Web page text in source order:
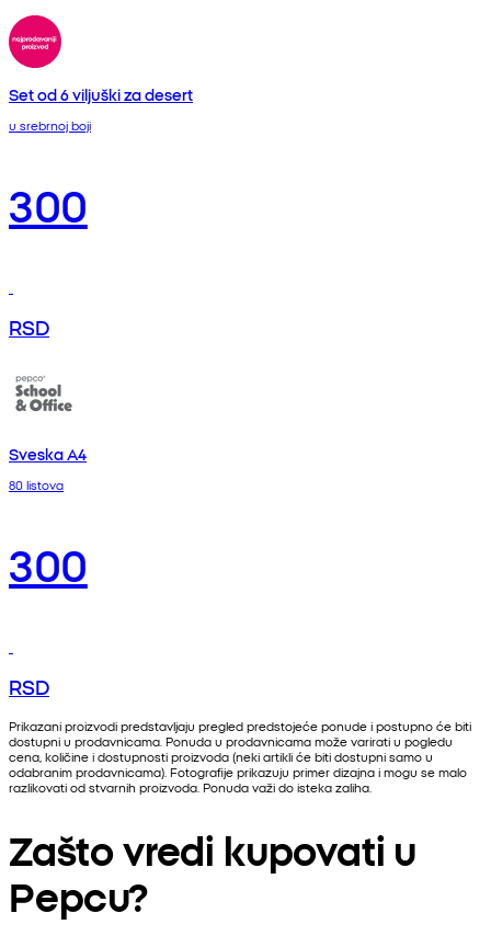
Set od 6 viljuški za desert
u srebrnoj boji
300
RSD
Sveska A4
80 listova
300
RSD
Prikazani proizvodi predstavljaju pregled predstojeće ponude i postupno će biti
dostupni u prodavnicama. Ponuda u prodavnicama može varirati u pogledu
cena, količine i dostupnosti proizvoda (neki artikli će biti dostupni samo u
odabranim prodavnicama). Fotografije prikazuju primer dizajna i mogu se malo
razlikovati od stvarnih proizvoda. Ponuda važi do isteka zaliha.
Zašto vredi kupovati u
Pepcu?